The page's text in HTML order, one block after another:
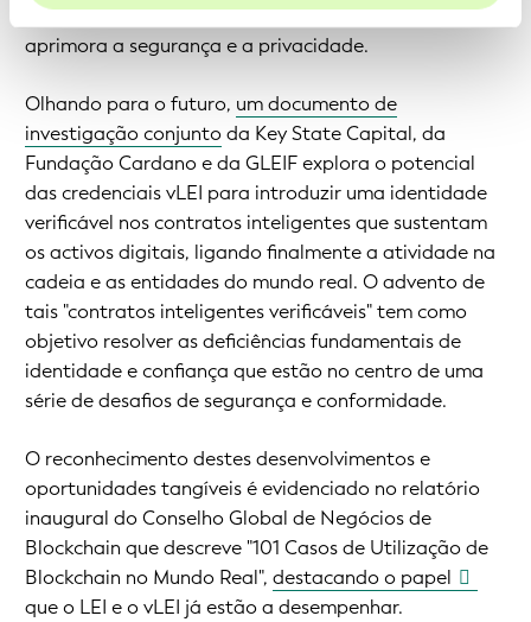
economizar tempo e custos, ao mesmo tempo em que
aprimora a segurança e a privacidade.
Olhando para o futuro, um documento de
investigação conjuntoda Key State Capital, da
Fundação Cardano e da GLEIF explora o potencial
das credenciais vLEI para introduzir uma identidade
verificável nos contratos inteligentes que sustentam
os activos digitais, ligando finalmente a atividade na
cadeia e as entidades do mundo real. O advento de
tais "contratos inteligentes verificáveis" tem como
objetivo resolver as deficiências fundamentais de
identidade e confiança que estão no centro de uma
série de desafios de segurança e conformidade.
O reconhecimento destes desenvolvimentos e
oportunidades tangíveis é evidenciado no relatório
inaugural do Conselho Global de Negócios de
Blockchain que descreve "101 Casos de Utilização de
Blockchain no Mundo Real", destacando o papel
que o LEI e o vLEI já estão a desempenhar.